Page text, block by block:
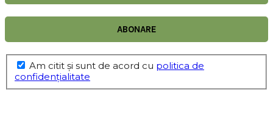
Am citit şi sunt de acord cu politica de
confidențialitate